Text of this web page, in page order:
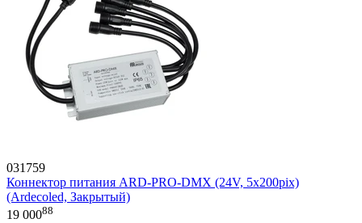
031759
Коннектор питания ARD-PRO-DMX (24V, 5x200pix)
(Ardecoled, Закрытый)
19 00088